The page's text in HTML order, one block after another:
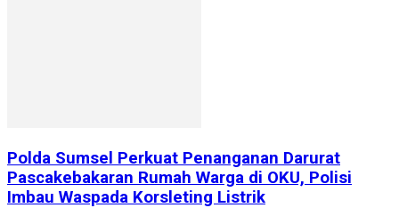
Polda Sumsel Perkuat Penanganan Darurat
Pascakebakaran Rumah Warga di OKU, Polisi
Imbau Waspada Korsleting Listrik